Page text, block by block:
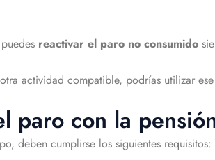
reactivar el paro no consumido
actividad compatible, podrías utilizar
paro con la
deben cumplirse los siguientes requisitos: